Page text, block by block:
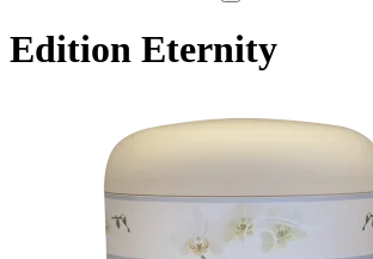
Edition Eternity